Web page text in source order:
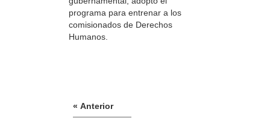
programa para entrenar a los
comisionados de Derechos
Humanos.
« Anterior